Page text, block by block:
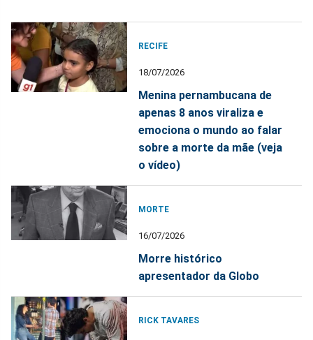
RECIFE
18/07/2026
Menina pernambucana de
apenas 8 anos viraliza e
emociona o mundo ao falar
sobre a morte da mãe (veja
o vídeo)
MORTE
16/07/2026
Morre histórico
apresentador da Globo
RICK TAVARES